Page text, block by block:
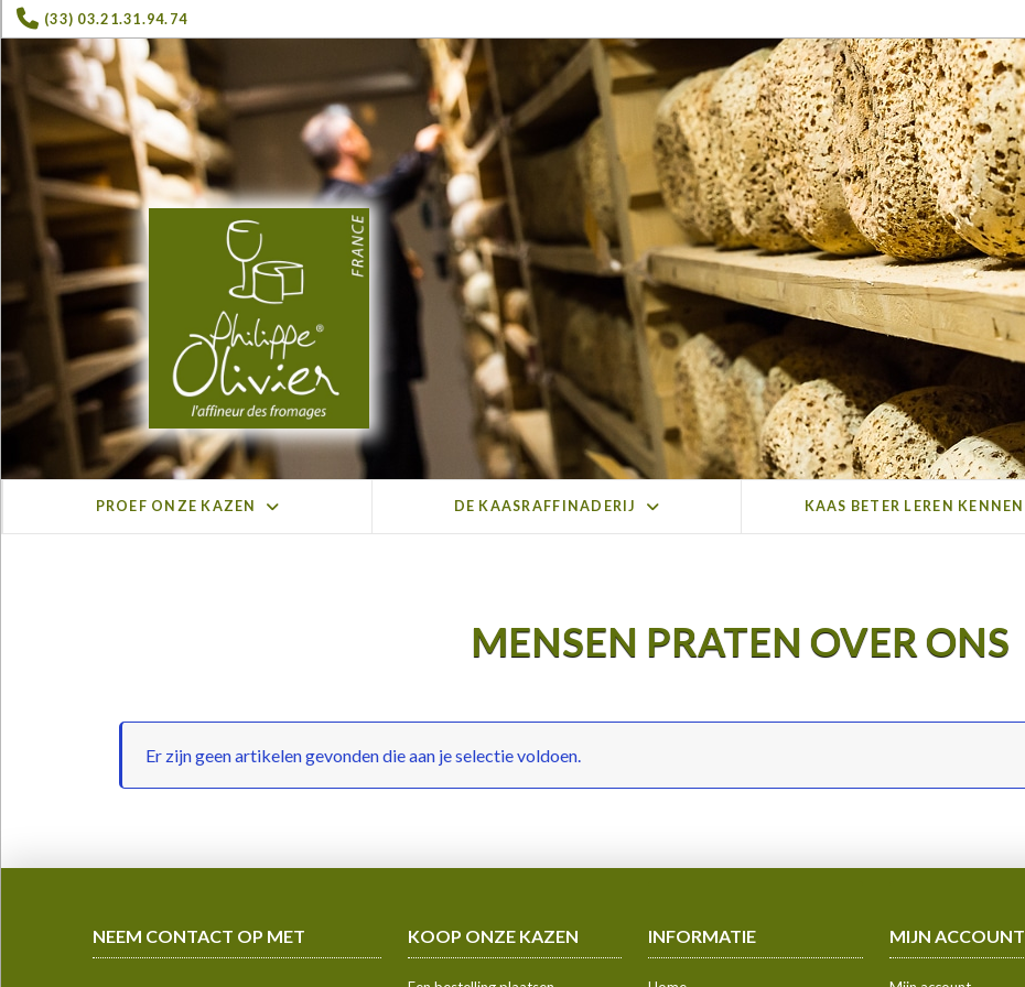
(33) 03.21.31.94.74
PROEF ONZE KAZEN DE KAASRAFFINADERIJ KAAS BETER LEREN KENNEN
MENSEN PRATEN OVER ONS
Er zijn geen artikelen gevonden die aan je selectie voldoen.
NEEM CONTACT OP MET KOOP ONZE KAZEN INFORMATIE MIJN ACCOUNT